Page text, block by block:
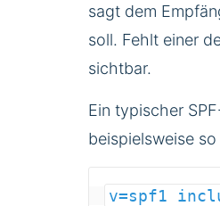
sagt dem
soll. Fehlt einer
sichtbar.
Ein typischer
beispielsweise so
v=spf1